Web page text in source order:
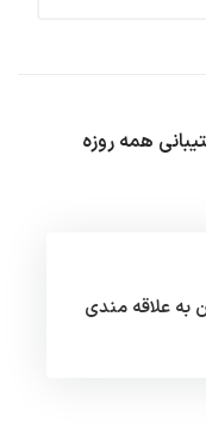
همه روزه
به علاقه مندی